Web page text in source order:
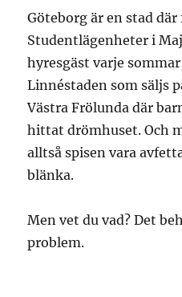
Göteborg är en stad
Studentlägenheter i
hyresgäst varje
Linnéstaden som säljs
Västra Frölunda där
hittat drömhuset. Och
alltså spisen vara
blänka.
Men vet du vad? Det
problem.